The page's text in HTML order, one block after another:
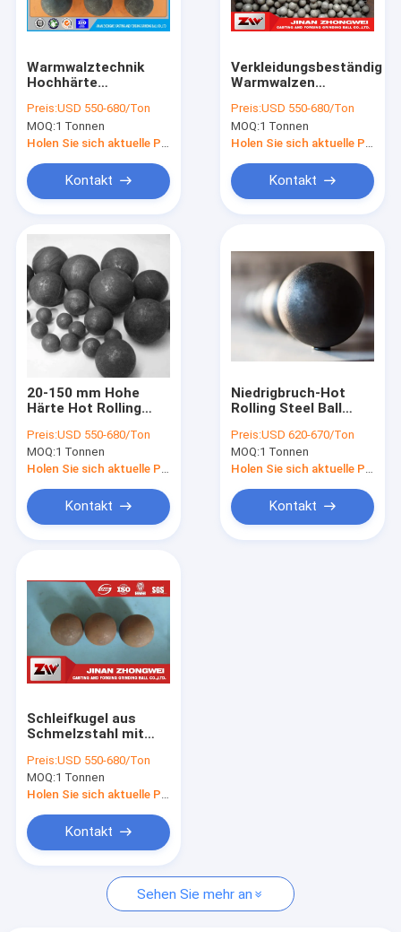
Werksbesichtigung
Stahl Mahlkugeln
reibende Medienbälle
geschmiedeter reibender Ball
Gusseisen-Bälle
Warmwalzen-Stahlbälle
Ball-Mühlbälle
geschmiedete Stahlkugel
Mahlkörper für Ballmühle
Senkungs-Mühlreibender Ball
Mahlkörper
Warmwalztechnik
Hochhärte
professionell
Preis:USD 550-680/Ton
MOQ:1 Tonnen
Holen Sie sich aktuelle Preis
Kontakt
Verkleidungsbeständiges
Warmwalzen
Stahlwerk und
Zementanlage
Vielfalt Größe
Preis:USD 550-680/Ton
MOQ:1 Tonnen
Holen Sie sich aktuelle Preis
Kontakt
20-150 mm Hohe
Härte Hot Rolling
Kugelmühlmaschine
nach chemischer
Zusammensetzung
1,2%
Preis:USD 550-680/Ton
MOQ:1 Tonnen
Holen Sie sich aktuelle Preis
Kontakt
Niedrigbruch-Hot
Rolling Steel Ball
Verschleißfestigkeit
Hohe Härte
Preis:USD 620-670/Ton
MOQ:1 Tonnen
Holen Sie sich aktuelle Preis
Kontakt
Schleifkugel aus
Schmelzstahl mit
geschmiedet,
warmgewalzt
Preis:USD 550-680/Ton
MOQ:1 Tonnen
Holen Sie sich aktuelle Preis
Kontakt
Sehen Sie mehr an